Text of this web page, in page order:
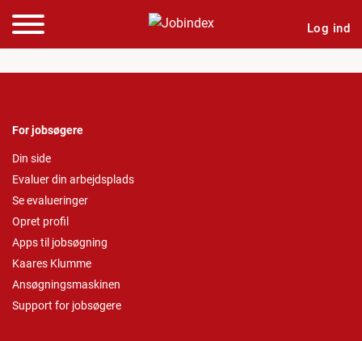
Log ind
For jobsøgere
Din side
Evaluer din arbejdsplads
Se evalueringer
Opret profil
Apps til jobsøgning
Kaares Klumme
Ansøgningsmaskinen
Support for jobsøgere